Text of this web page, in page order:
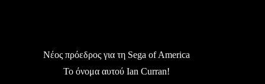
Νέος πρόεδρος για τη Sega of America
Το όνομα αυτού Ian Curran!